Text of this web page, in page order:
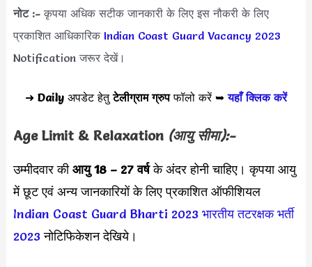
नोट :-कृपया अधिक सटीक जानकारी के लिए इस नौकरी के लिए
प्रकाशित आधिकारिक Indian Coast Guard Vacancy 2023
Notification जरूर देखें।
➜ Daily अपडेट हेतुटेलीग्राम ग्रुपफॉलो करें ➥यहाँ क्लिक करें
Age Limit & Relaxation (आयु सीमा):-
उम्मीदवार कीआयु 18 – 27 वर्षके अंदर होनी चाहिए। कृपया आयु
में छूट एवं अन्य जानकारियों के लिए प्रकाशित ऑफीशियल
Indian Coast Guard Bharti 2023 भारतीय तटरक्षक भर्ती
2023नोटिफिकेशन देखिये।